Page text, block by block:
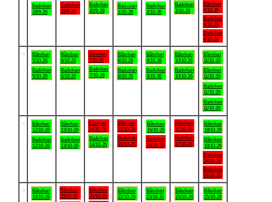
Badviken
28/9-26
Badviken
29/9-26
Badviken
30/9-26
Badviken
1/10-26
Badviken
2/10-26
Badviken
3/10-26
Båtviken
4/10-26
Badviken
4/10-26
Badviken
4/10-26
Båtviken
5/10-26
Badviken
5/10-26
Båtviken
6/10-26
Badviken
6/10-26
Båtviken
7/10-26
Badviken
7/10-26
Båtviken
8/10-26
Badviken
8/10-26
Båtviken
9/10-26
Badviken
9/10-26
Båtviken
10/10-26
Badviken
10/10-26
Båtviken
11/10-26
Båtviken
11/10-26
Badviken
11/10-26
Badviken
11/10-26
Båtviken
12/10-26
Badviken
12/10-26
Båtviken
13/10-26
Badviken
13/10-26
Båtviken
14/10-26
Badviken
14/10-26
Båtviken
15/10-26
Badviken
15/10-26
Båtviken
16/10-26
Badviken
16/10-26
Båtviken
17/10-26
Badviken
17/10-26
Båtviken
18/10-26
Båtviken
18/10-26
Badviken
18/10-26
Badviken
18/10-26
Båtviken
19/10-26
Båtviken
20/10-26
Båtviken
21/10-26
Båtviken
22/10-26
Båtviken
23/10-26
Båtviken
24/10-26
Båtviken
25/10-26